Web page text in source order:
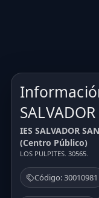
IES SALVADOR
(Centro Público)
LOS PULPITES. 30565.
Código: 30010981